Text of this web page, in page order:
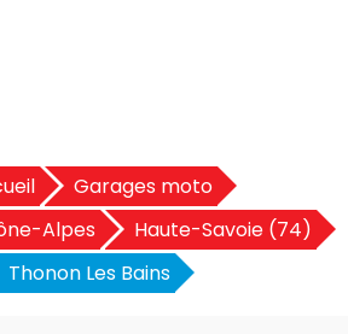
Garages moto
Alpes
Haute-Savoie (74)
Thonon Les Bains